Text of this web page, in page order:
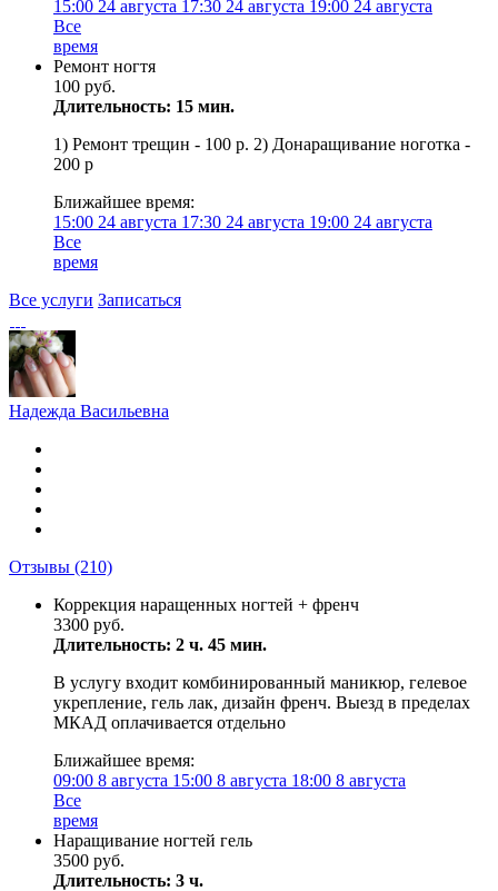
15:00 24 августа 17:30 24 августа 19:00 24 августа
Все
время
Ремонт ногтя
100 руб.
Длительность: 15 мин.
1) Ремонт трещин - 100 р. 2) Донаращивание ноготка -
200 р
Ближайшее время:
15:00 24 августа 17:30 24 августа 19:00 24 августа
Все
время
Все услуги Записаться
Надежда Васильевна
Отзывы (210)
Коррекция наращенных ногтей + френч
3300 руб.
Длительность: 2 ч. 45 мин.
В услугу входит комбинированный маникюр, гелевое
укрепление, гель лак, дизайн френч. Выезд в пределах
МКАД оплачивается отдельно
Ближайшее время:
09:00 8 августа 15:00 8 августа 18:00 8 августа
Все
время
Наращивание ногтей гель
3500 руб.
Длительность: 3 ч.